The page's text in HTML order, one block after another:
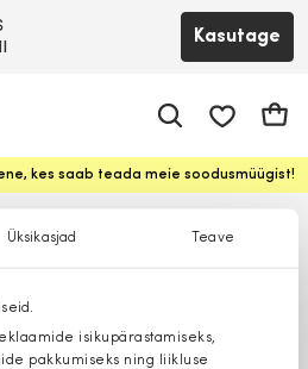
Üksikasjad Teave
isikupärastamiseks,
pakkumiseks ning liikluse
Kasutage
kes saab teada meie soodusmüügist!